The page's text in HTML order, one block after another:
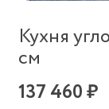
Кухня
см
137 460 ₽